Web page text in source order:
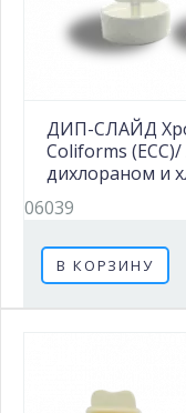
ДИП-СЛАЙД
Coliforms
дихлораном и
06039
В КОРЗИНУ